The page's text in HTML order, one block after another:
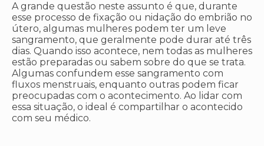
A grande questão neste assunto é que, durante
esse processo de fixação ou nidação do embrião no
útero, algumas mulheres podem ter um leve
sangramento, que geralmente pode durar até três
dias. Quando isso acontece, nem todas as mulheres
estão preparadas ou sabem sobre do que se trata.
Algumas confundem esse sangramento com
fluxos menstruais, enquanto outras podem ficar
preocupadas com o acontecimento. Ao lidar com
essa situação, o ideal é compartilhar o acontecido
com seu médico.